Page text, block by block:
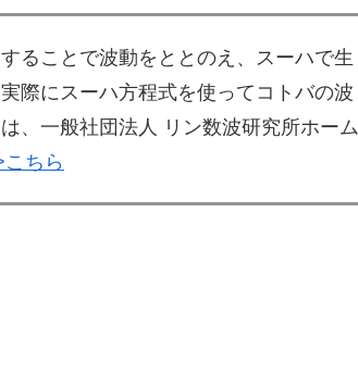
ることで波動をととのえ、スーハで生
際にスーハ方程式を使ってコトバの波
、一般社団法人 リン数波研究所ホーム
ちら